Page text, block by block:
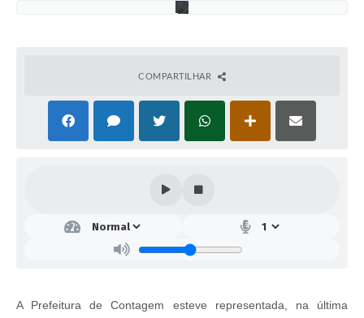
COMPARTILHAR
A Prefeitura de Contagem esteve representada, na última